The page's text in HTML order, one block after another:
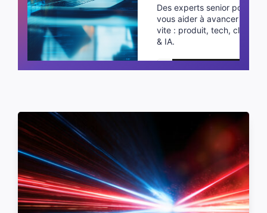
Des experts senior pour
vous aider à avancer plus
vite : produit, tech, cloud
& IA.
Planifier un appel